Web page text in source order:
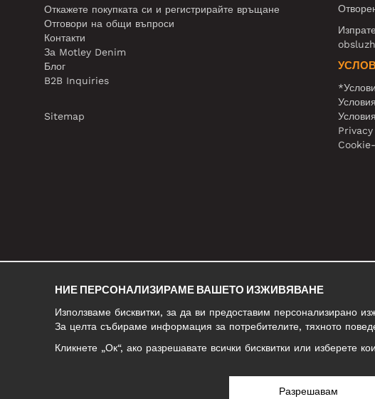
Откажете покупката си и регистрирайте връщане
Отговори на общи въпроси
Контакти
За Motley Denim
Блог
B2B Inquiries
Sitemap
НИЕ ПЕРСОНАЛИЗИРАМЕ ВАШЕТО ИЗЖИВЯВАНЕ
Използваме бисквитки, за да ви предоставим персонализирано
За целта събираме информация за потребителите, тяхното
Кликнете „Ок“, ако разрешавате всички бисквитки или изберете
Разрешавам